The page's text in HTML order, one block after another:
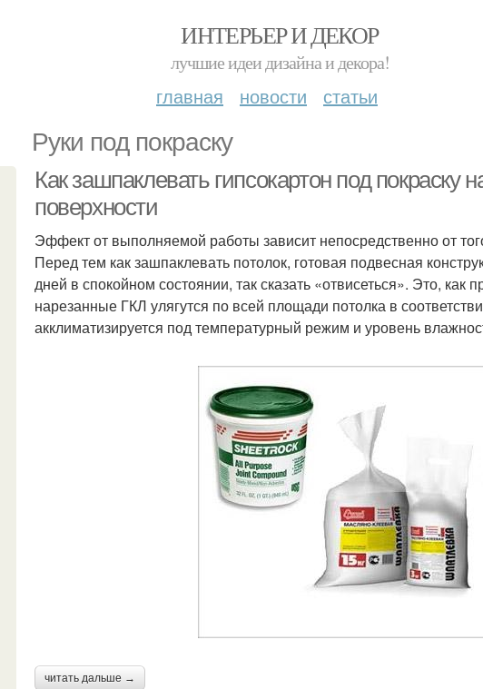
ИНТЕРЬЕР И ДЕКОР
лучшие идеи дизайна и декора!
главная новости статьи
Руки под покраску
Как зашпаклевать гипсокартон под покраску
поверхности
Эффект от выполняемой работы зависит непосредственно от
Перед тем как зашпаклевать потолок, готовая подвесная
дней в спокойном состоянии, так сказать «отвисеться». Это, как
нарезанные ГКЛ улягутся по всей площади потолка в
акклиматизируется под температурный режим и уровень
читать дальше →